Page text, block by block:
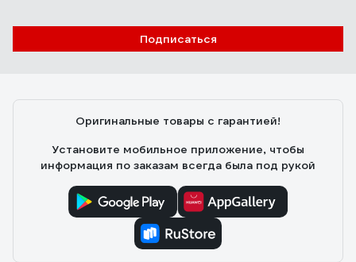
Саргсян Баграт Карлоси 11.12.2020
Подписаться
Оригинальные товары с гарантией!
Установите мобильное приложение, чтобы
информация по заказам всегда была под рукой